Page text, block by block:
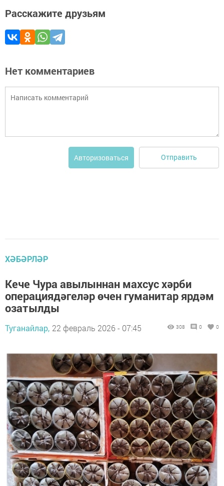
Расскажите друзьям
Нет комментариев
Авторизоваться Отправить
ХӘБӘРЛӘР
Кече Чура авылыннан махсус хәрби
операциядәгеләр өчен гуманитар ярдәм
озатылды
Туганайлар, 22 февраль 2026 - 07:45 308 0 0